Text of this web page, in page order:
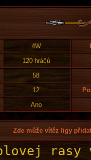
4W
120 hráčů
58
12
Ano
Zde může vítěz ligy